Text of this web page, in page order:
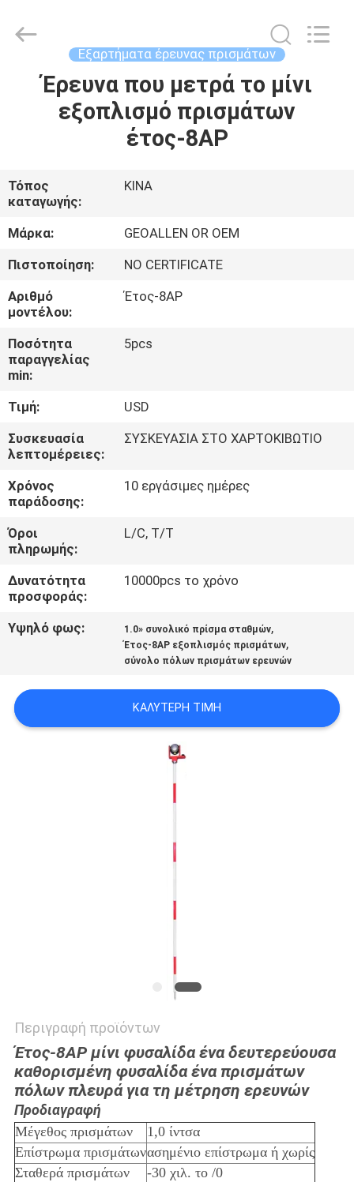
ΣΠΊΤΙ
ΠΕΡΊΠΟΥ
ΕΜΕΊΣ
ΓΎΡΟΣ
ΕΡΓΟΣΤΑΣΊΩΝ
ΠΟΙΟΤΙΚΌΣ
ΈΛΕΓΧΟΣ
ΜΑΣ
ΕΛΆΤΕ
ΕΠΑΦΉ
ΜΕ
ΕΙΔΉΣΕΙΣ
ΠΕΡΙΠΤΏΣΕΙΣ
PRIVACY
ALLEN
CO.,LTD..
Εξαρτήματα έρευνας πρισμάτων
Έρευνα που μετρά το μίνι
εξοπλισμό πρισμάτων
έτος-8AP
Τόπος
καταγωγής:
ΚΙΝΑ
Μάρκα:
GEOALLEN OR OEM
Πιστοποίηση:
NO CERTIFICATE
Αριθμό
μοντέλου:
Έτος-8AP
Ποσότητα
παραγγελίας
min:
5pcs
Τιμή:
USD
Συσκευασία
λεπτομέρειες:
ΣΥΣΚΕΥΑΣΙΑ ΣΤΟ ΧΑΡΤΟΚΙΒΩΤΙΟ
Χρόνος
παράδοσης:
10 εργάσιμες ημέρες
Όροι
πληρωμής:
L/C, T/T
Δυνατότητα
προσφοράς:
10000pcs το χρόνο
Υψηλό φως: 1.0» συνολικό πρίσμα σταθμών,
Έτος-8AP εξοπλισμός πρισμάτων,
σύνολο πόλων πρισμάτων ερευνών
ΚΑΛΎΤΕΡΗ ΤΙΜΉ
Περιγραφή προϊόντων
Έτος-8AP μίνι φυσαλίδα ένα δευτερεύουσα
καθορισμένη φυσαλίδα ένα πρισμάτων
πόλων πλευρά για τη μέτρηση ερευνών
Προδιαγραφή
Μέγεθος πρισμάτων
1,0 ίντσα
Επίστρωμα πρισμάτωνασημένιο επίστρωμα ή χωρίς
Σταθερά πρισμάτων
-30 χιλ. το /0